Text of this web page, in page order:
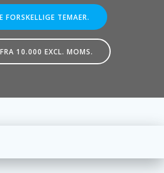
FORSKELLIGE TEMAER.
FRA 10.000 EXCL. MOMS.